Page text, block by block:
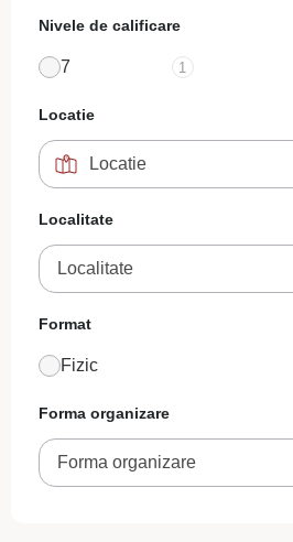
Nivele de calificare
7 1
Locatie
Localitate
Localitate
Format
Fizic
Forma organizare
Forma organizare